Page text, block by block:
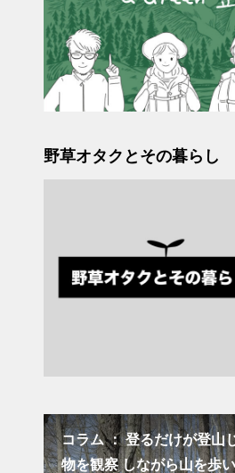
野草オタクとその暮らし
コラム ： 登るだけが登山
物を観察 しながら山を歩